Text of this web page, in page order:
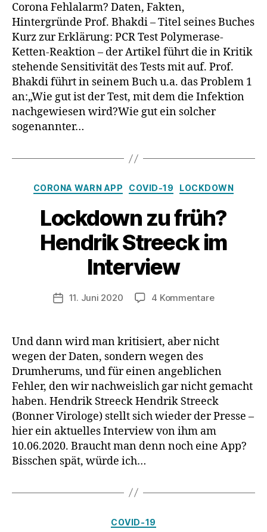
Bhakdi
–
PCR
Test
Corona Fehlalarm? Daten, Fakten,
Hintergründe Prof. Bhakdi – Titel seines Buches
Kurz zur Erklärung: PCR Test Polymerase-
Ketten-Reaktion – der Artikel führt die in Kritik
stehende Sensitivität des Tests mit auf. Prof.
Bhakdi führt in seinem Buch u.a. das Problem 1
an:„Wie gut ist der Test, mit dem die Infektion
nachgewiesen wird?Wie gut ein solcher
sogenannter…
Kategorien
CORONA WARN APP COVID-19 LOCKDOWN
Lockdown zu früh?
Hendrik Streeck im
Interview
Veröffentlichungsdatum
11. Juni 2020 4 Kommentarezu
früh?
im
Interview
Und dann wird man kritisiert, aber nicht
wegen der Daten, sondern wegen des
Drumherums, und für einen angeblichen
Fehler, den wir nachweislich gar nicht gemacht
haben. Hendrik Streeck Hendrik Streeck
(Bonner Virologe) stellt sich wieder der Presse –
hier ein aktuelles Interview von ihm am
10.06.2020. Braucht man denn noch eine App?
Bisschen spät, würde ich…
Kategorien
COVID-19